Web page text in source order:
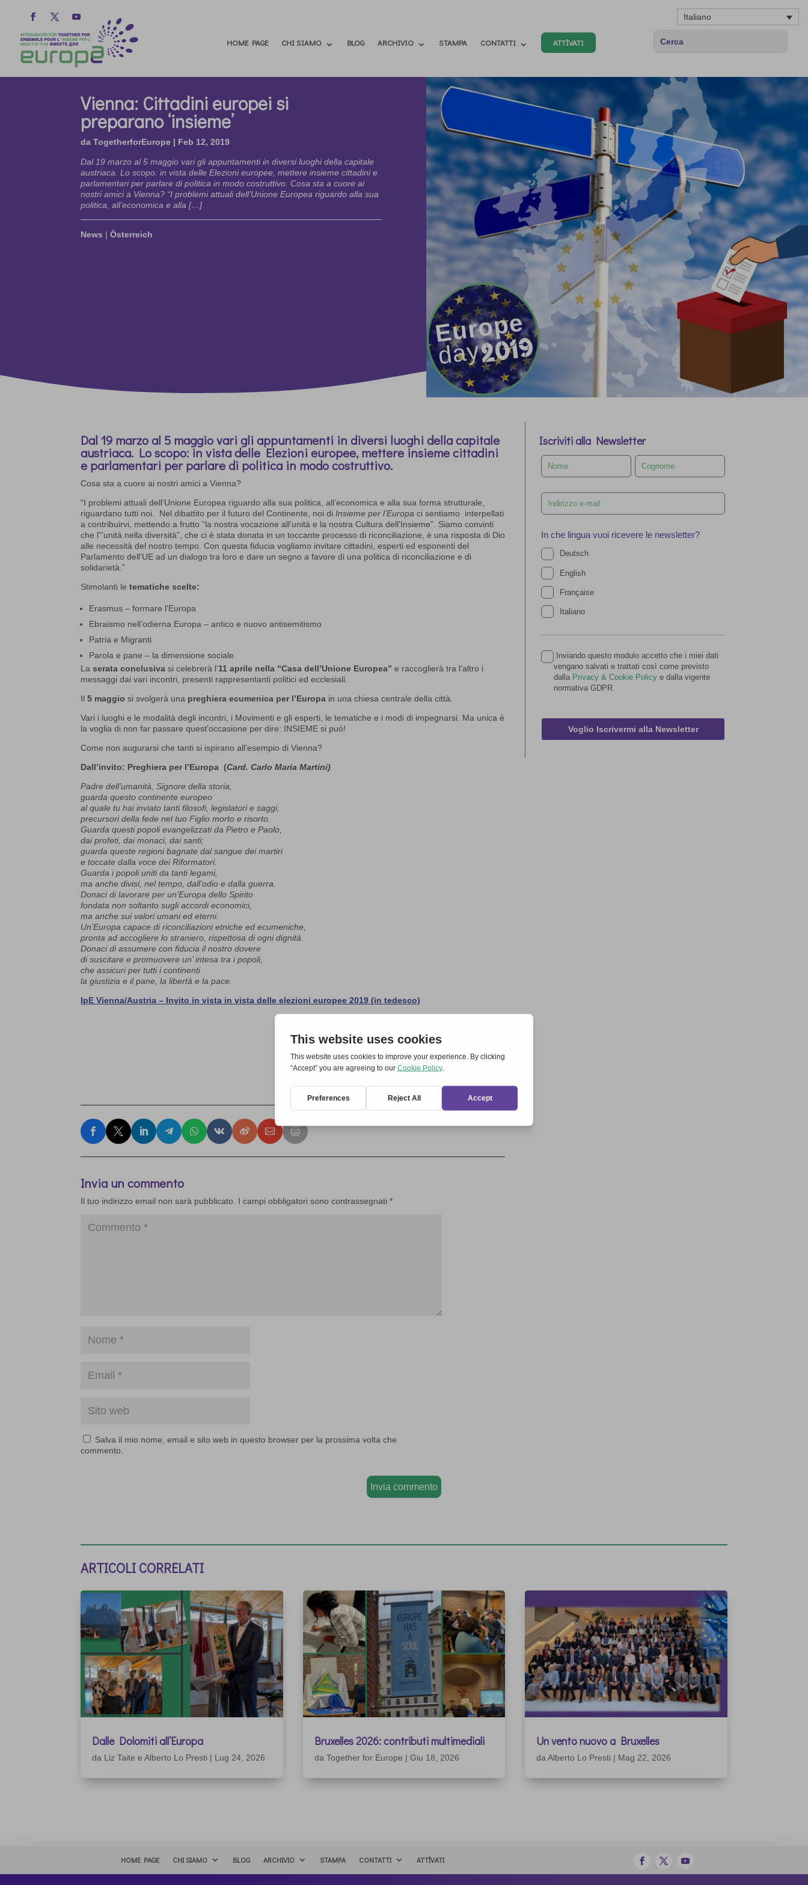
Italiano
HOME PAGE CHI SIAMO BLOG ARCHIVIO STAMPA CONTATTI ATTÌVATI
Vienna: Cittadini europei si
preparano ‘insieme’
daTogetherforEurope | Feb 12, 2019
Dal 19 marzo al 5 maggio vari gli appuntamenti in diversi luoghi della capitale
austriaca. Lo scopo: in vista delle Elezioni europee, mettere insieme cittadini e
parlamentari per parlare di politica in modo costruttivo. Cosa sta a cuore ai
nostri amici a Vienna? “I problemi attuali dell’Unione Europea riguardo alla sua
politica, all’economica e alla […]
News |Österreich
Dal 19 marzo al 5 maggio vari gli appuntamenti in diversi luoghi della capitale
austriaca. Lo scopo: in vista delle Elezioni europee, mettere insieme cittadini
e parlamentari per parlare di politica in modo costruttivo.
Cosa sta a cuore ai nostri amici a Vienna?
“I problemi attuali dell’Unione Europea riguardo alla sua politica, all’economica e alla sua forma strutturale,
riguardano tutti noi. Nel dibattito per il futuro del Continente, noi di Insieme per l’Europa ci sentiamo interpellati
a contribuirvi, mettendo a frutto “la nostra vocazione all’unità e la nostra Cultura dell’Insieme”. Siamo convinti
che l'”unità nella diversità”, che ci è stata donata in un toccante processo di riconciliazione, è una risposta di Dio
alle necessità del nostro tempo. Con questa fiducia vogliamo invitare cittadini, esperti ed esponenti del
Parlamento dell’UE ad un dialogo tra loro e dare un segno a favore di una politica di riconciliazione e di
solidarietà.”
Stimolanti le tematiche scelte:
Erasmus – formare l’Europa
Ebraismo nell’odierna Europa – antico e nuovo antisemitismo
Patria e Migranti
Parola e pane – la dimensione sociale.
Laserata conclusiva si celebrerà l’11 aprile nella “Casa dell’Unione Europea” e raccoglierà tra l’altro i
messaggi dai vari incontri, presenti rappresentanti politici ed ecclesiali.
Il5 maggio si svolgerà una preghiera ecumenica per l’Europa in una chiesa centrale della città.
Vari i luoghi e le modalità degli incontri, i Movimenti e gli esperti, le tematiche e i modi di impegnarsi. Ma unica è
la voglia di non far passare quest’occasione per dire: INSIEME si può!
Come non augurarsi che tanti si ispirano all’esempio di Vienna?
Dall’invito: Preghiera per l’Europa (Card. Carlo Maria Martini)
Padre dell’umanità, Signore della storia,
guarda questo continente europeo
al quale tu hai inviato tanti filosofi, legislatori e saggi,
precursori della fede nel tuo Figlio morto e risorto.
Guarda questi popoli evangelizzati da Pietro e Paolo,
dai profeti, dai monaci, dai santi;
guarda queste regioni bagnate dal sangue dei martiri
e toccate dalla voce dei Riformatori.
Guarda i popoli uniti da tanti legami,
ma anche divisi, nel tempo, dall’odio e dalla guerra.
Donaci di lavorare per un’Europa dello Spirito
fondata non soltanto sugli accordi economici,
ma anche sui valori umani ed eterni.
Un’Europa capace di riconciliazioni etniche ed ecumeniche,
pronta ad accogliere lo straniero, rispettosa di ogni dignità.
Donaci di assumere con fiducia il nostro dovere
di suscitare e promuovere un’ intesa tra i popoli,
che assicuri per tutti i continenti
la giustizia e il pane, la libertà e la pace.
IpE Vienna/Austria – Invito in vista in vista delle elezioni europee 2019 (in tedesco)
Invia un commento
Il tuo indirizzo email non sarà pubblicato. I campi obbligatori sono contrassegnati*
Salva il mio nome, email e sito web in questo browser per la prossima volta che
commento.
Invia commento
Iscriviti alla Newsletter
Leave
this
field
In che lingua vuoi ricevere le newsletter?
Deutsch
English
Française
Italiano
Inviando questo modulo accetto che i miei dati
vengano salvati e trattati così come previsto
dalla Privacy & Cookie Policy e dalla vigente
normativa GDPR.
Voglio Iscrivermi alla Newsletter
ARTICOLI CORRELATI
Dalle Dolomiti all’Europa
da Liz Taite e Alberto Lo Presti | Lug 24, 2026
Bruxelles 2026: contributi multimediali
da Together for Europe | Giu 18, 2026
Un vento nuovo a Bruxelles
da Alberto Lo Presti | Mag 22, 2026
HOME PAGE CHI SIAMO BLOG ARCHIVIO STAMPA CONTATTI ATTÌVATI